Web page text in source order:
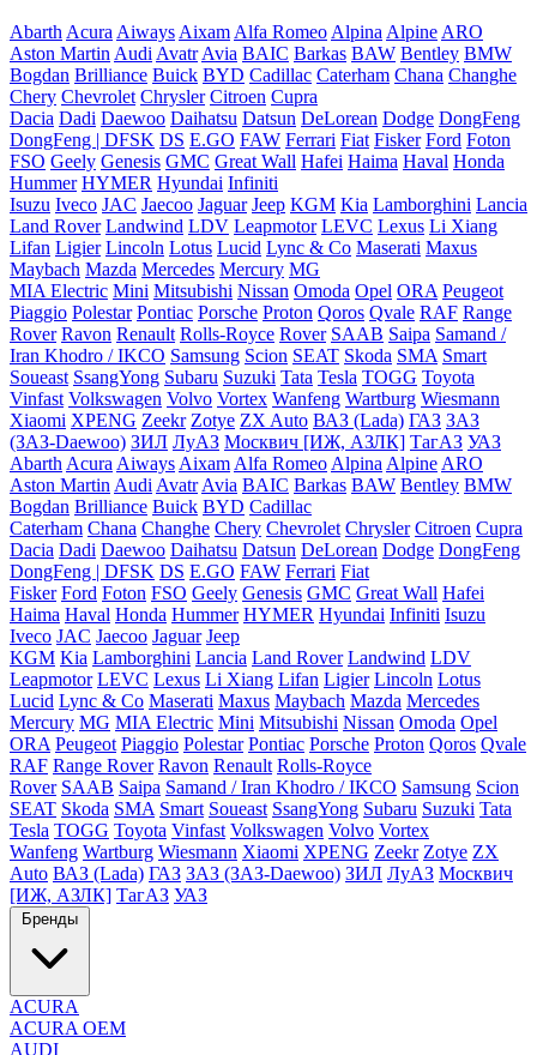
Abarth Acura Aiways Aixam Alfa Romeo Alpina Alpine ARO
Aston Martin Audi Avatr Avia BAIC Barkas BAW Bentley BMW
Bogdan Brilliance Buick BYD Cadillac Caterham Chana Changhe
Chery Chevrolet Chrysler Citroen Cupra
Dacia Dadi Daewoo Daihatsu Datsun DeLorean Dodge DongFeng
DongFeng | DFSK DS E.GO FAW Ferrari Fiat Fisker Ford Foton
FSO Geely Genesis GMC Great Wall Hafei Haima Haval Honda
Hummer HYMER Hyundai Infiniti
Isuzu Iveco JAC Jaecoo Jaguar Jeep KGM Kia Lamborghini Lancia
Land Rover Landwind LDV Leapmotor LEVC Lexus Li Xiang
Lifan Ligier Lincoln Lotus Lucid Lync & Co Maserati Maxus
Maybach Mazda Mercedes Mercury MG
MIA Electric Mini Mitsubishi Nissan Omoda Opel ORA Peugeot
Piaggio Polestar Pontiac Porsche Proton Qoros Qvale RAF Range
Rover Ravon Renault Rolls-Royce Rover SAAB Saipa Samand /
Iran Khodro / IKCO Samsung Scion SEAT Skoda SMA Smart
Soueast SsangYong Subaru Suzuki Tata Tesla TOGG Toyota
Vinfast Volkswagen Volvo Vortex Wanfeng Wartburg Wiesmann
Xiaomi XPENG Zeekr Zotye ZX Auto ВАЗ (Lada) ГАЗ ЗАЗ
(ЗАЗ-Daewoo) ЗИЛ ЛуАЗ Москвич [ИЖ, АЗЛК] ТагАЗ УАЗ
Abarth Acura Aiways Aixam Alfa Romeo Alpina Alpine ARO
Aston Martin Audi Avatr Avia BAIC Barkas BAW Bentley BMW
Bogdan Brilliance Buick BYD Cadillac
Caterham Chana Changhe Chery Chevrolet Chrysler Citroen Cupra
Dacia Dadi Daewoo Daihatsu Datsun DeLorean Dodge DongFeng
DongFeng | DFSK DS E.GO FAW Ferrari Fiat
Fisker Ford Foton FSO Geely Genesis GMC Great Wall Hafei
Haima Haval Honda Hummer HYMER Hyundai Infiniti Isuzu
Iveco JAC Jaecoo Jaguar Jeep
KGM Kia Lamborghini Lancia Land Rover Landwind LDV
Leapmotor LEVC Lexus Li Xiang Lifan Ligier Lincoln Lotus
Lucid Lync & Co Maserati Maxus Maybach Mazda Mercedes
Mercury MG MIA Electric Mini Mitsubishi Nissan Omoda Opel
ORA Peugeot Piaggio Polestar Pontiac Porsche Proton Qoros Qvale
RAF Range Rover Ravon Renault Rolls-Royce
Rover SAAB Saipa Samand / Iran Khodro / IKCO Samsung Scion
SEAT Skoda SMA Smart Soueast SsangYong Subaru Suzuki Tata
Tesla TOGG Toyota Vinfast Volkswagen Volvo Vortex
Wanfeng Wartburg Wiesmann Xiaomi XPENG Zeekr Zotye ZX
Auto ВАЗ (Lada) ГАЗ ЗАЗ (ЗАЗ-Daewoo) ЗИЛ ЛуАЗ Москвич
[ИЖ, АЗЛК] ТагАЗ УАЗ
Бренды
ACURA
ACURA OEM
AUDI